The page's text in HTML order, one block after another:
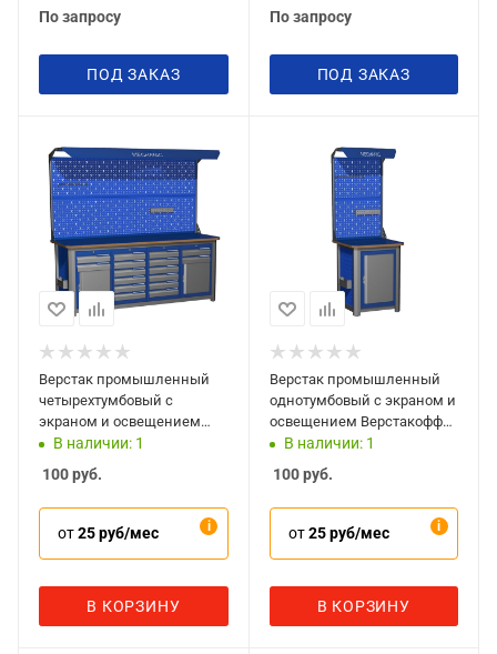
По запросу
ПОД ЗАКАЗ
По запросу
ПОД ЗАКАЗ
Верстак промышленный
четырехтумбовый с
экраном и освещением
Верстакофф MECHANIC-
В наличии: 1
100руб.
от25 руб/мес
В КОРЗИНУ
Верстак промышленный
однотумбовый с экраном и
освещением Верстакофф
MECHANIC-М07.0Э2С
В наличии: 1
100руб.
от25 руб/мес
В КОРЗИНУ